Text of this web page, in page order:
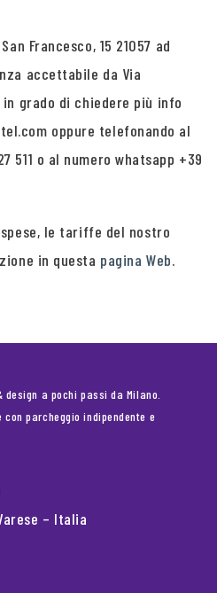
Francesco, 15 21057 ad
accettabile da Via
grado di chiedere più info
oppure telefonando al
511 o al numero whatsapp +39
le tariffe del nostro
in questa pagina Web.
design a pochi passi da Milano.
parcheggio indipendente e
– Italia